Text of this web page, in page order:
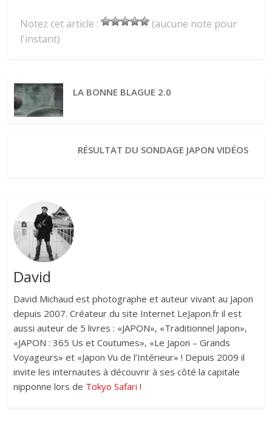
Notez cet article :
(aucune note pour
l'instant)
LA BONNE BLAGUE 2.0
RÉSULTAT DU SONDAGE JAPON VIDÉOS
David
David Michaud est photographe et auteur vivant au Japon
depuis 2007. Créateur du site Internet LeJapon.fr il est
aussi auteur de 5 livres : «JAPON», «Traditionnel Japon»,
«JAPON : 365 Us et Coutumes», «Le Japon – Grands
Voyageurs» et «Japon Vu de l’Intérieur» ! Depuis 2009 il
invite les internautes à découvrir à ses côté la capitale
nipponne lors de Tokyo Safari !